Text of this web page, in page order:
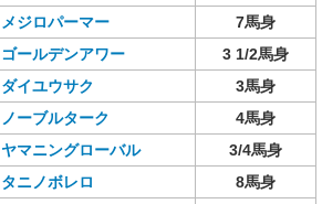
メジロパーマー
7馬身
ゴールデンアワー
3 1/2馬身
ダイユウサク
3馬身
ノーブルターク
4馬身
ヤマニングローバル
3/4馬身
タニノボレロ
8馬身